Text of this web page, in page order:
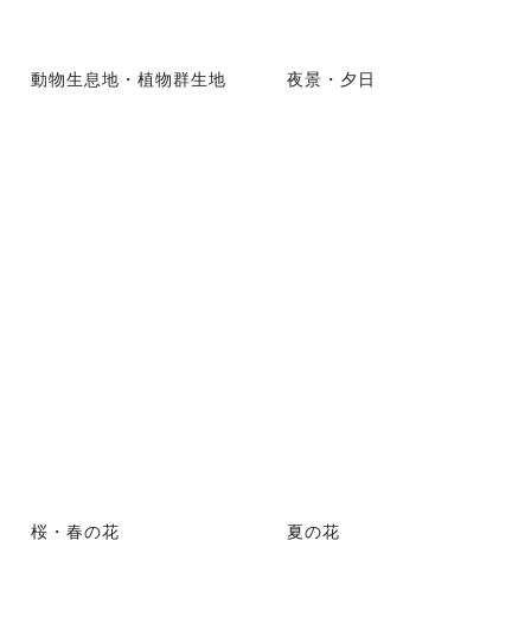
動物生息地・植物群生地 夜景・夕日
桜・春の花 夏の花